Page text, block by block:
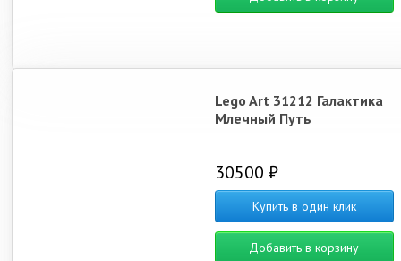
Lego Art 31212 Галактика
Млечный Путь
30500 ₽
Купить в один клик
Добавить в корзину